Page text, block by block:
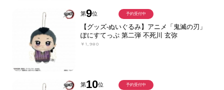
第9位
【グッズ-ぬいぐるみ】アニメ「鬼滅の刃」
ぽにすてっぷ 第二弾 不死川 玄弥
￥1,980
予約受付中
第10位 予約受付中